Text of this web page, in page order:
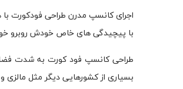
اجرای کانسپ مدرن طراحی فودکورت
با پیچیدگی های خاص خودش روبرو
طراحی کانسپ فود کورت به شدت فضا
بسیاری از کشورهایی دیگر مثل مالزی